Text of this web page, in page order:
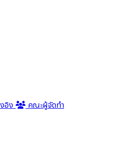
อิง
คณะผู้จัดทำ